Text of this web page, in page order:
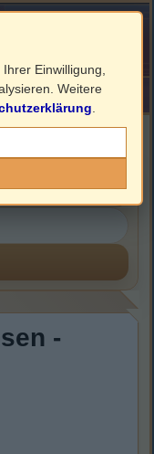
Infos
-
Einwilligung,
Weitere